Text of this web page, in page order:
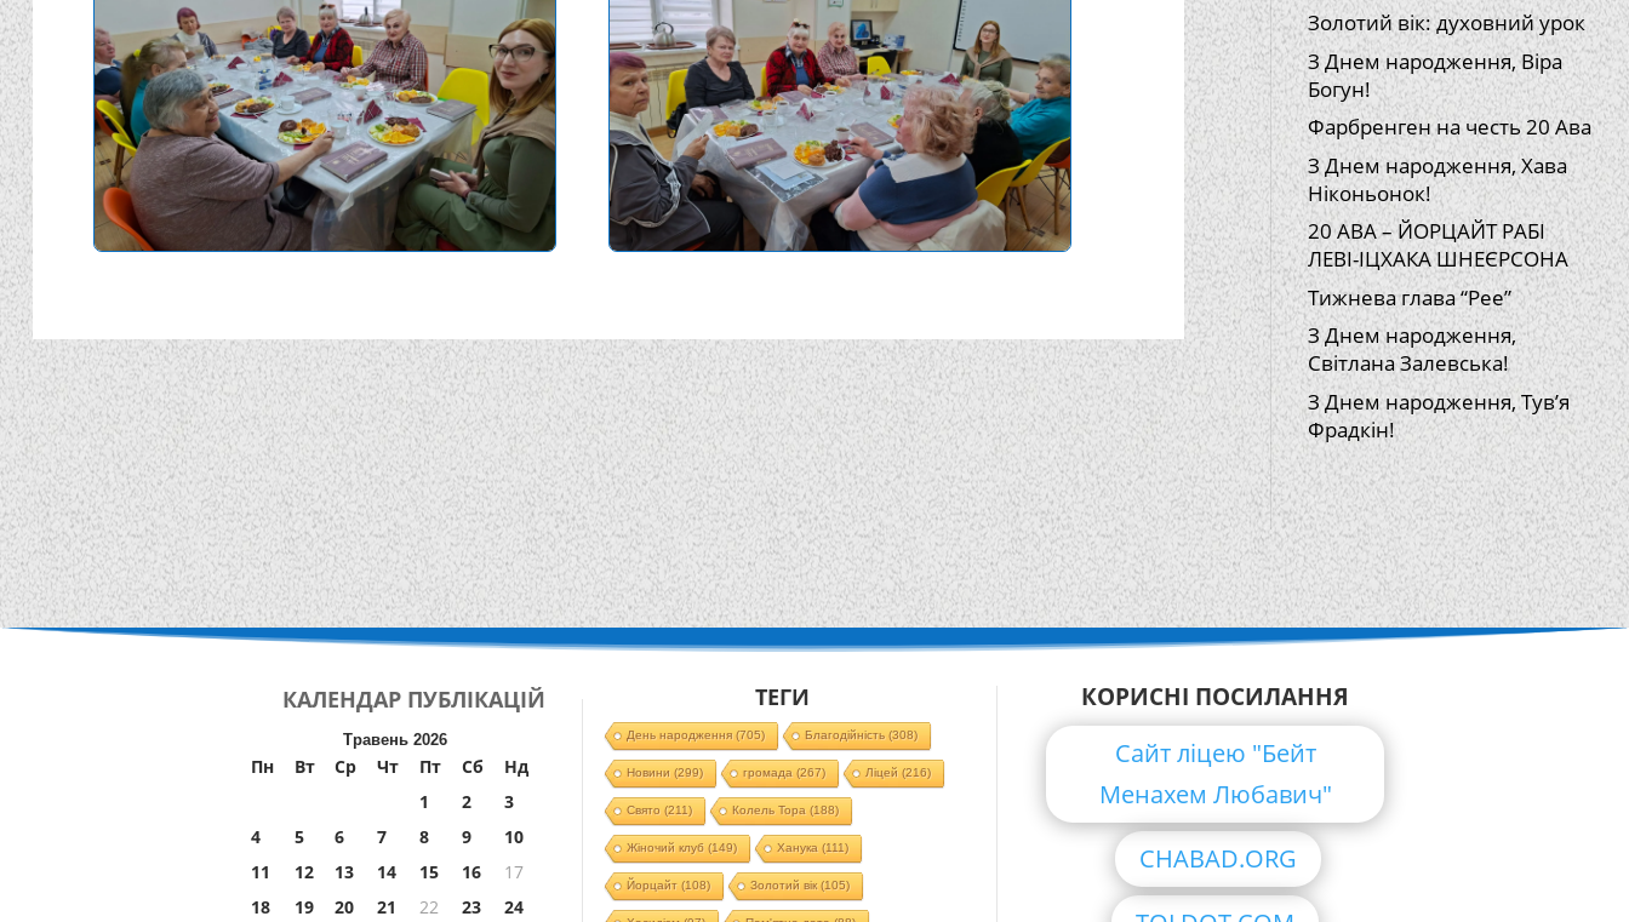
Золотий вік: духовний урок
З Днем народження, Віра
Богун!
Фарбренген на честь 20 Ава
З Днем народження, Хава
Ніконьонок!
20 АВА – ЙОРЦАЙТ РАБІ
ЛЕВІ-ІЦХАКА ШНЕЄРСОНА
Тижнева глава “Рее”
З Днем народження,
Світлана Залевська!
З Днем народження, Тув’я
Фрадкін!
КАЛЕНДАР ПУБЛІКАЦІЙ
Травень 2026
Пн Вт Ср Чт Пт Сб
Нд
1
2
3
4
5 6 7 8 9
10
11
12 13 14 15 16
17
18
19 20 21 22 23 24
ТЕГИ
День народження(705) Благодійність (308)
Новини (299) громада (267) Ліцей (216)
Свято (211) Колель Тора (188)
Жіночий клуб (149) Ханука (111)
Йорцайт (108) Золотий вік(105)
КОРИСНІ ПОСИЛАННЯ
Сайт ліцею "Бейт
Менахем Любавич"
CHABAD.ORG